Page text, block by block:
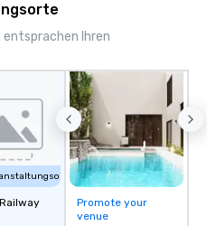
Ihren
Promote your
venue